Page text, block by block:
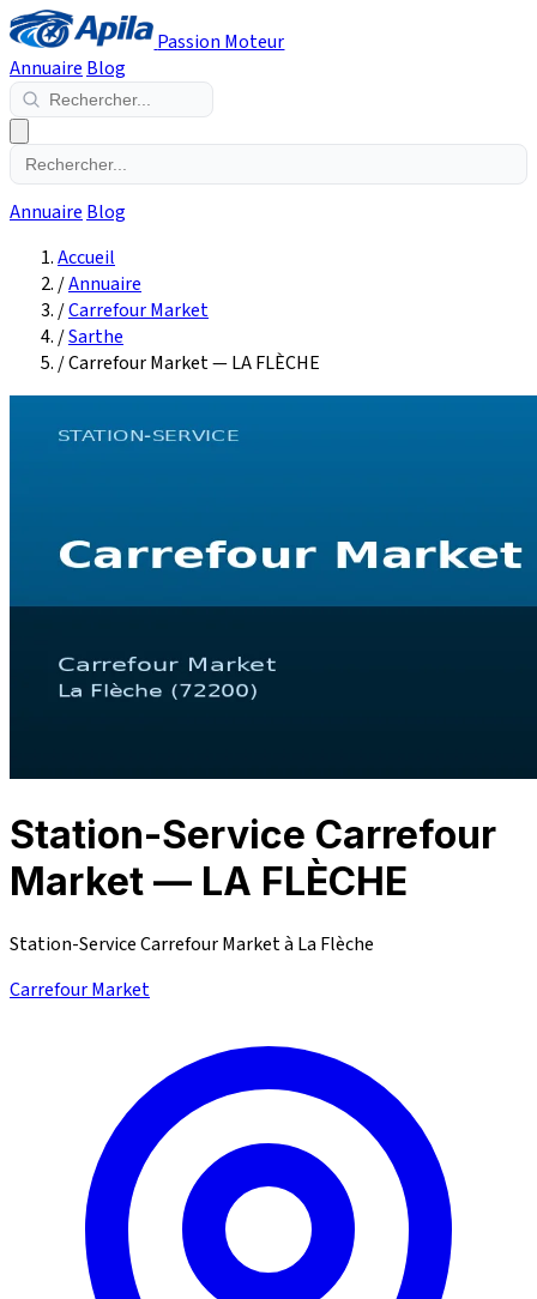
Passion Moteur
Annuaire Blog
Annuaire Blog
Accueil
/Annuaire
/Carrefour Market
/Sarthe
/Carrefour Market — LA FLÈCHE
Station-Service Carrefour
Market — LA FLÈCHE
Station-Service Carrefour Market à La Flèche
Carrefour Market